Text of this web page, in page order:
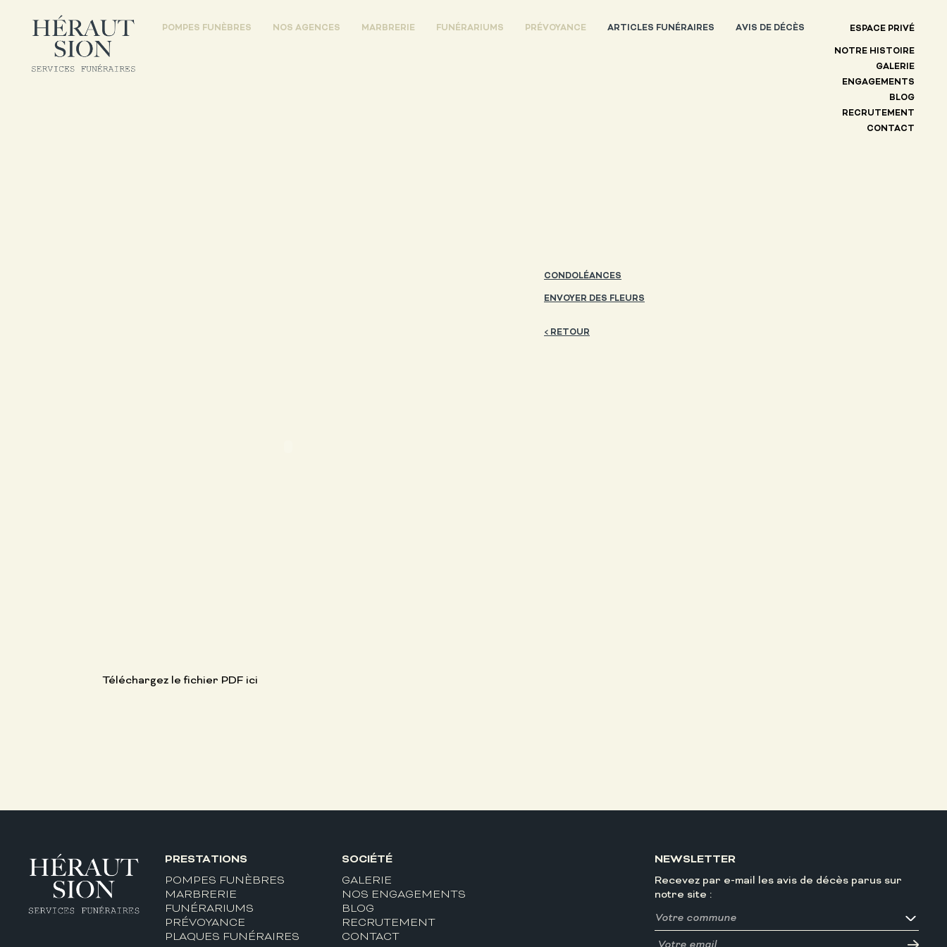
POMPES FUNÈBRES NOS AGENCES MARBRERIE FUNÉRARIUMS PRÉVOYANCE ARTICLES FUNÉRAIRES AVIS DE DÉCÈS
ESPACE PRIVÉ
NOTRE HISTOIRE
GALERIE
ENGAGEMENTS
BLOG
RECRUTEMENT
CONTACT
Téléchargez le fichier PDF ici
CONDOLÉANCES
ENVOYER DES FLEURS
< RETOUR
PRESTATIONS
POMPES FUNÈBRES
MARBRERIE
FUNÉRARIUMS
PRÉVOYANCE
PLAQUES FUNÉRAIRES
SOCIÉTÉ
GALERIE
NOS ENGAGEMENTS
BLOG
RECRUTEMENT
CONTACT
NEWSLETTER
Recevez par e-mail les avis de décès parus sur
notre site :